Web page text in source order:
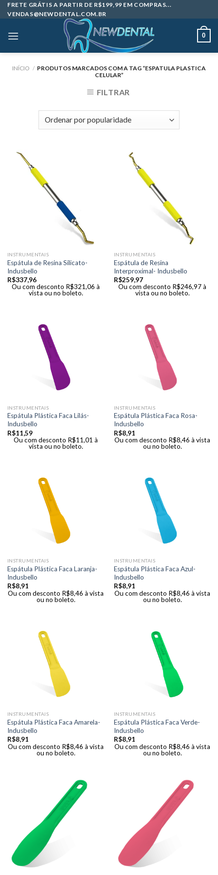
Skip
to
FRETE GRÁTIS A PARTIR DE R$199,99 EM COMPRAS...
VENDAS@NEWDENTAL.COM.BR
0
INÍCIO / PRODUTOS MARCADOS COM A TAG “ESPATULA PLASTICA
CELULAR”
FILTRAR
INSTRUMENTAIS
Espátula de Resina Silicato-
Indusbello
R$337,96
Ou com desconto R$321,06 à
vista ou no boleto.
INSTRUMENTAIS
Espátula de Resina
Interproximal- Indusbello
R$259,97
Ou com desconto R$246,97à
vista ou no boleto.
INSTRUMENTAIS
Espátula Plástica Faca Lilás-
Indusbello
R$11,59
Ou com desconto R$11,01 à
vista ou no boleto.
INSTRUMENTAIS
Espátula Plástica Faca Rosa-
Indusbello
R$8,91
Ou com desconto R$8,46 à vista
ou no boleto.
INSTRUMENTAIS
Espátula Plástica Faca Laranja-
Indusbello
R$8,91
Ou com desconto R$8,46 à vista
ou no boleto.
INSTRUMENTAIS
Espátula Plástica Faca Azul-
Indusbello
R$8,91
Ou com desconto R$8,46 à vista
ou no boleto.
INSTRUMENTAIS
Espátula Plástica Faca Amarela-
Indusbello
R$8,91
Ou com desconto R$8,46 à vista
ou no boleto.
INSTRUMENTAIS
Espátula Plástica Faca Verde-
Indusbello
R$8,91
Ou com desconto R$8,46 à vista
ou no boleto.